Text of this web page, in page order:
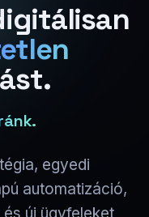
egyedi
automatizáció,